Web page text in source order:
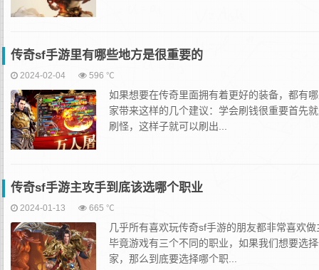
传奇sf手游里有哪些地方是很重要的
2024-02-04 596 ℃
如果想要在传奇里面拥有着更好的装备，都有
家带来这样的几个建议：学会刷钱很重要首先
刷怪，这样子就可以刷出...
传奇sf手游主攻手到底该选哪个职业
2024-01-13 665 ℃
几乎所有喜欢玩传奇sf手游的朋友都非常喜欢
毕竟游戏有三个不同的职业，如果我们想要选
家，那么到底要选择哪个职...